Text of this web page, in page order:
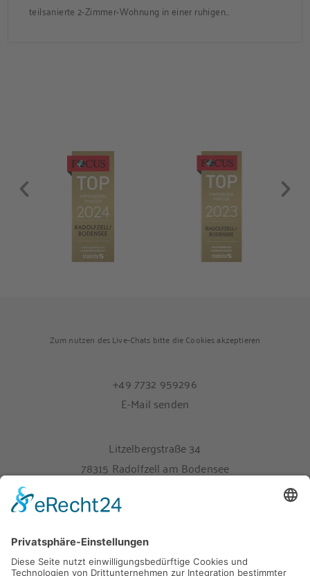
teilsanierte 2-Zimmer-Wohnung in einer ruhigen
Zum nutzen des Live-Chats bitte die Cookies akzeptieren
+49 7732 959296
E-Mail senden
Litzelbergstraße 34
78315 Radolfzell am Bodensee
Melden Sie sich hier für unseren Newsletter an
Impressum